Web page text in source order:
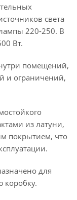
света
220-250. В
Вт.
помещений,
и ограничений,
из латуни,
покрытием, что
для
коробку.